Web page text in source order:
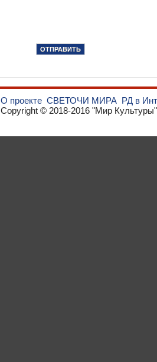
О проекте СВЕТОЧИ МИРА РД в
Copyright © 2018-2016 "Мир Культуры"